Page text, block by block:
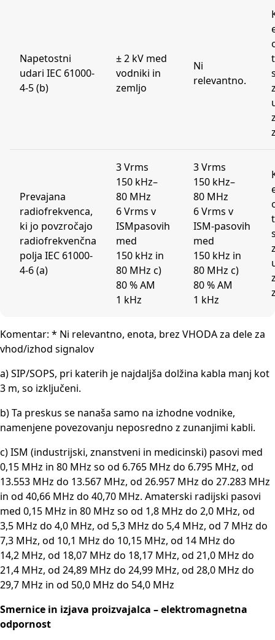
Napetostni
udari IEC 61000-
4-5 (b)
± 2 kV med
vodniki in
zemljo
Ni
relevantno.
Prevajana
radiofrekvenca,
ki jo povzročajo
radiofrekvenčna
polja IEC 61000-
4-6 (a)
3 Vrms
150 kHz–
80 MHz
6 Vrms v
ISMpasovih
med
150 kHz in
80 MHz c)
80 % AM
1 kHz
3 Vrms
150 kHz–
80 MHz
6 Vrms v
ISM-pasovih
med
150 kHz in
80 MHz c)
80 % AM
1 kHz
Komentar: * Ni relevantno, enota, brez VHODA za dele za
vhod/izhod signalov
a) SIP/SOPS, pri katerih je najdaljša dolžina kabla manj kot
3 m, so izključeni.
b) Ta preskus se nanaša samo na izhodne vodnike,
namenjene povezovanju neposredno z zunanjimi kabli.
c) ISM (industrijski, znanstveni in medicinski) pasovi med
0,15 MHz in 80 MHz so od 6.765 MHz do 6.795 MHz, od
13.553 MHz do 13.567 MHz, od 26.957 MHz do 27.283 MHz
in od 40,66 MHz do 40,70 MHz. Amaterski radijski pasovi
med 0,15 MHz in 80 MHz so od 1,8 MHz do 2,0 MHz, od
3,5 MHz do 4,0 MHz, od 5,3 MHz do 5,4 MHz, od 7 MHz do
7,3 MHz, od 10,1 MHz do 10,15 MHz, od 14 MHz do
14,2 MHz, od 18,07 MHz do 18,17 MHz, od 21,0 MHz do
21,4 MHz, od 24,89 MHz do 24,99 MHz, od 28,0 MHz do
29,7 MHz in od 50,0 MHz do 54,0 MHz
Smernice in izjava proizvajalca – elektromagnetna
odpornost